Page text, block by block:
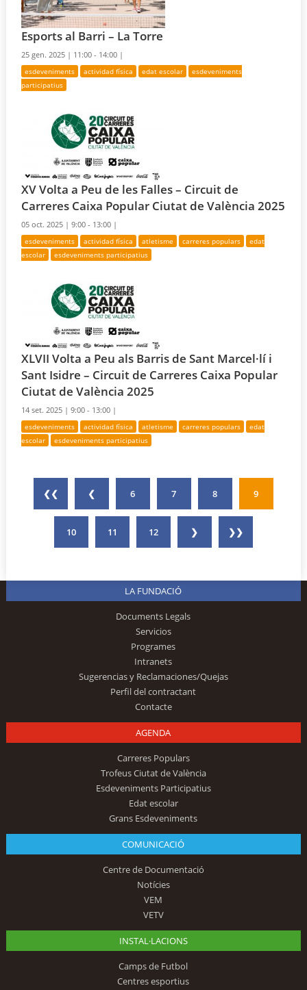
Esports al Barri – La Torre
25 gen. 2025 | 11:00 - 14:00 |
esdeveniments actividad física edat escolar
esdeveniments
participatius
XV Volta a Peu de les Falles – Circuit de
Carreres Caixa Popular Ciutat de València 2025
05 oct. 2025 |9:00 - 13:00 |
esdeveniments actividad física atletisme carreres populars
edat
escolar
esdeveniments participatius
XLVII Volta a Peu als Barris de Sant Marcel·lí i
Sant Isidre – Circuit de Carreres Caixa Popular
Ciutat de València 2025
14 set. 2025 |9:00 - 13:00 |
esdeveniments actividad física atletisme carreres populars
edat
escolar
esdeveniments participatius
❮❮ ❮ 6 7 8 9
10 11 12 ❯ ❯❯
LA FUNDACIÓ
Documents Legals
Servicios
Programes
Intranets
Sugerencias y Reclamaciones/Quejas
Perfil del contractant
Contacte
AGENDA
Carreres Populars
Trofeus Ciutat de València
Esdeveniments Participatius
Edat escolar
Grans Esdeveniments
COMUNICACIÓ
Centre de Documentació
Notícies
VEM
VETV
INSTAL·LACIONS
Camps de Futbol
Centres esportius